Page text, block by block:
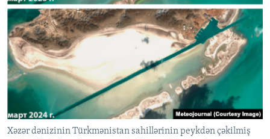
Xəzər dənizinin Türkmənistan sahillərinin peykdən çəkilmiş